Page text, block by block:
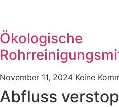
Ökologische
November 11, 2024 Keine
Abfluss